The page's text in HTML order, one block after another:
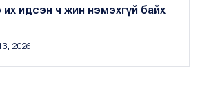
их идсэн ч жин нэмэхгүй байх
2026